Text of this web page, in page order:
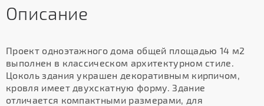
Описание
Проект одноэтажного дома общей площадью 14 м2
выполнен в классическом архитектурном стиле.
Цоколь здания украшен декоративным кирпичом,
кровля имеет двухскатную форму. Здание
отличается компактными размерами, для